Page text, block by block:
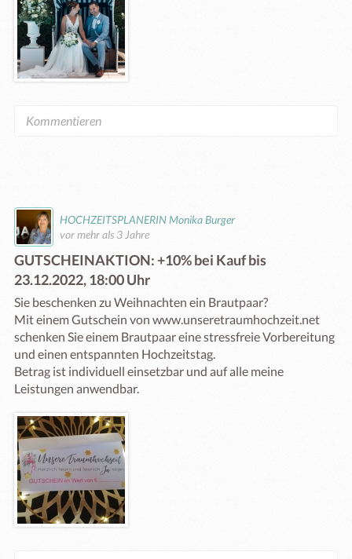
HOCHZEITSPLANERIN Monika Burger
vor mehr als 3 Jahre
GUTSCHEINAKTION: +10% bei Kauf bis
23.12.2022, 18:00 Uhr
Sie beschenken zu Weihnachten ein Brautpaar?
Mit einem Gutschein von www.unseretraumhochzeit.net
schenken Sie einem Brautpaar eine stressfreie Vorbereitung
und einen entspannten Hochzeitstag.
Betrag ist individuell einsetzbar und auf alle meine
Leistungen anwendbar.